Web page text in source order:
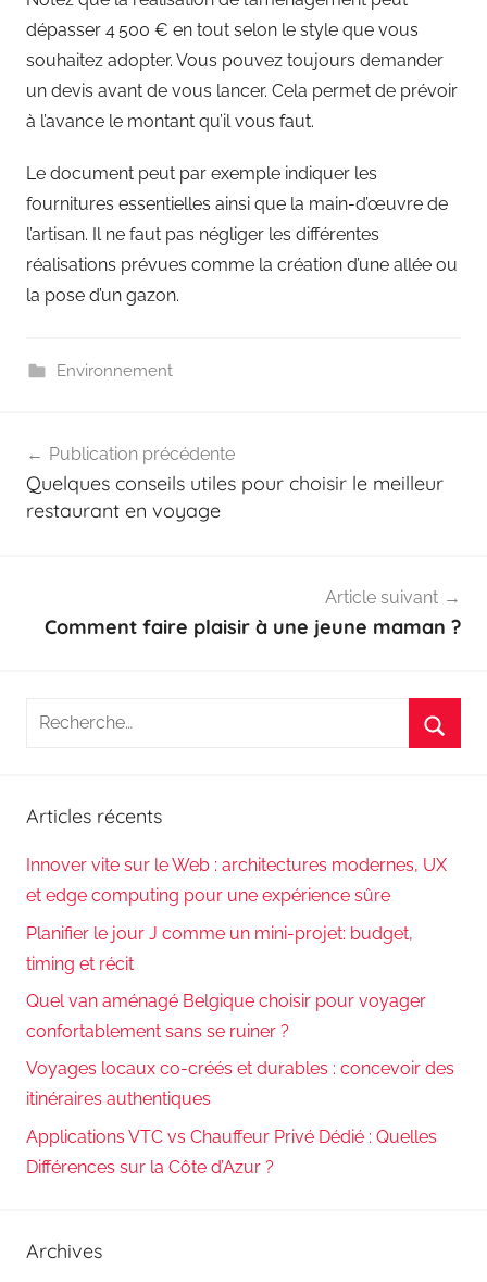
dépasser 4 500 € en tout selon le style que vous
souhaitez adopter. Vous pouvez toujours demander
un devis avant de vous lancer. Cela permet de prévoir
à l’avance le montant qu’il vous faut.
Le document peut par exemple indiquer les
fournitures essentielles ainsi que la main-d’œuvre de
l’artisan. Il ne faut pas négliger les différentes
réalisations prévues comme la création d’une allée ou
la pose d’un gazon.
Environnement
de
l’article
Publication précédente
Quelques conseils utiles pour choisir le meilleur
restaurant en voyage
Article suivant
Comment faire plaisir à une jeune maman ?
Recherche
Articles récents
Innover vite sur le Web : architectures modernes, UX
et edge computing pour une expérience sûre
Planifier le jour J comme un mini-projet: budget,
timing et récit
Quel van aménagé Belgique choisir pour voyager
confortablement sans se ruiner ?
Voyages locaux co-créés et durables : concevoir des
itinéraires authentiques
Applications VTC vs Chauffeur Privé Dédié : Quelles
Différences sur la Côte d’Azur ?
Archives